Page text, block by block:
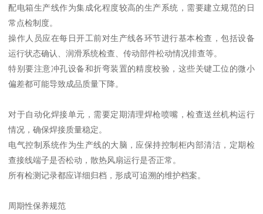
配电箱生产线作为集成化程度较高的生产系统，需要建立规范的日
常点检制度。
操作人员应在每日开工前对生产线各环节进行基本检查，包括设备
运行状态确认、润滑系统检查、传动部件松动情况排查等。
特别要注意冲孔设备和折弯装置的精度校验，这些关键工位的微小
偏差都可能导致成品质量下降。
对于自动化焊接单元，需要定期清理焊枪喷嘴，检查送丝机构运行
情况，确保焊接质量稳定。
电气控制系统作为生产线的大脑，应保持控制柜内部清洁，定期检
查接线端子是否松动，散热风扇运行是否正常。
所有检测记录都应详细归档，形成可追溯的维护档案。
周期性保养规范